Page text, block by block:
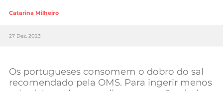
Lifestyle
Sociedade
Negócios
Catarina Milheiro
27 Dez, 2023
Os portugueses consomem o dobro do sal
recomendado pela OMS. Para ingerir menos